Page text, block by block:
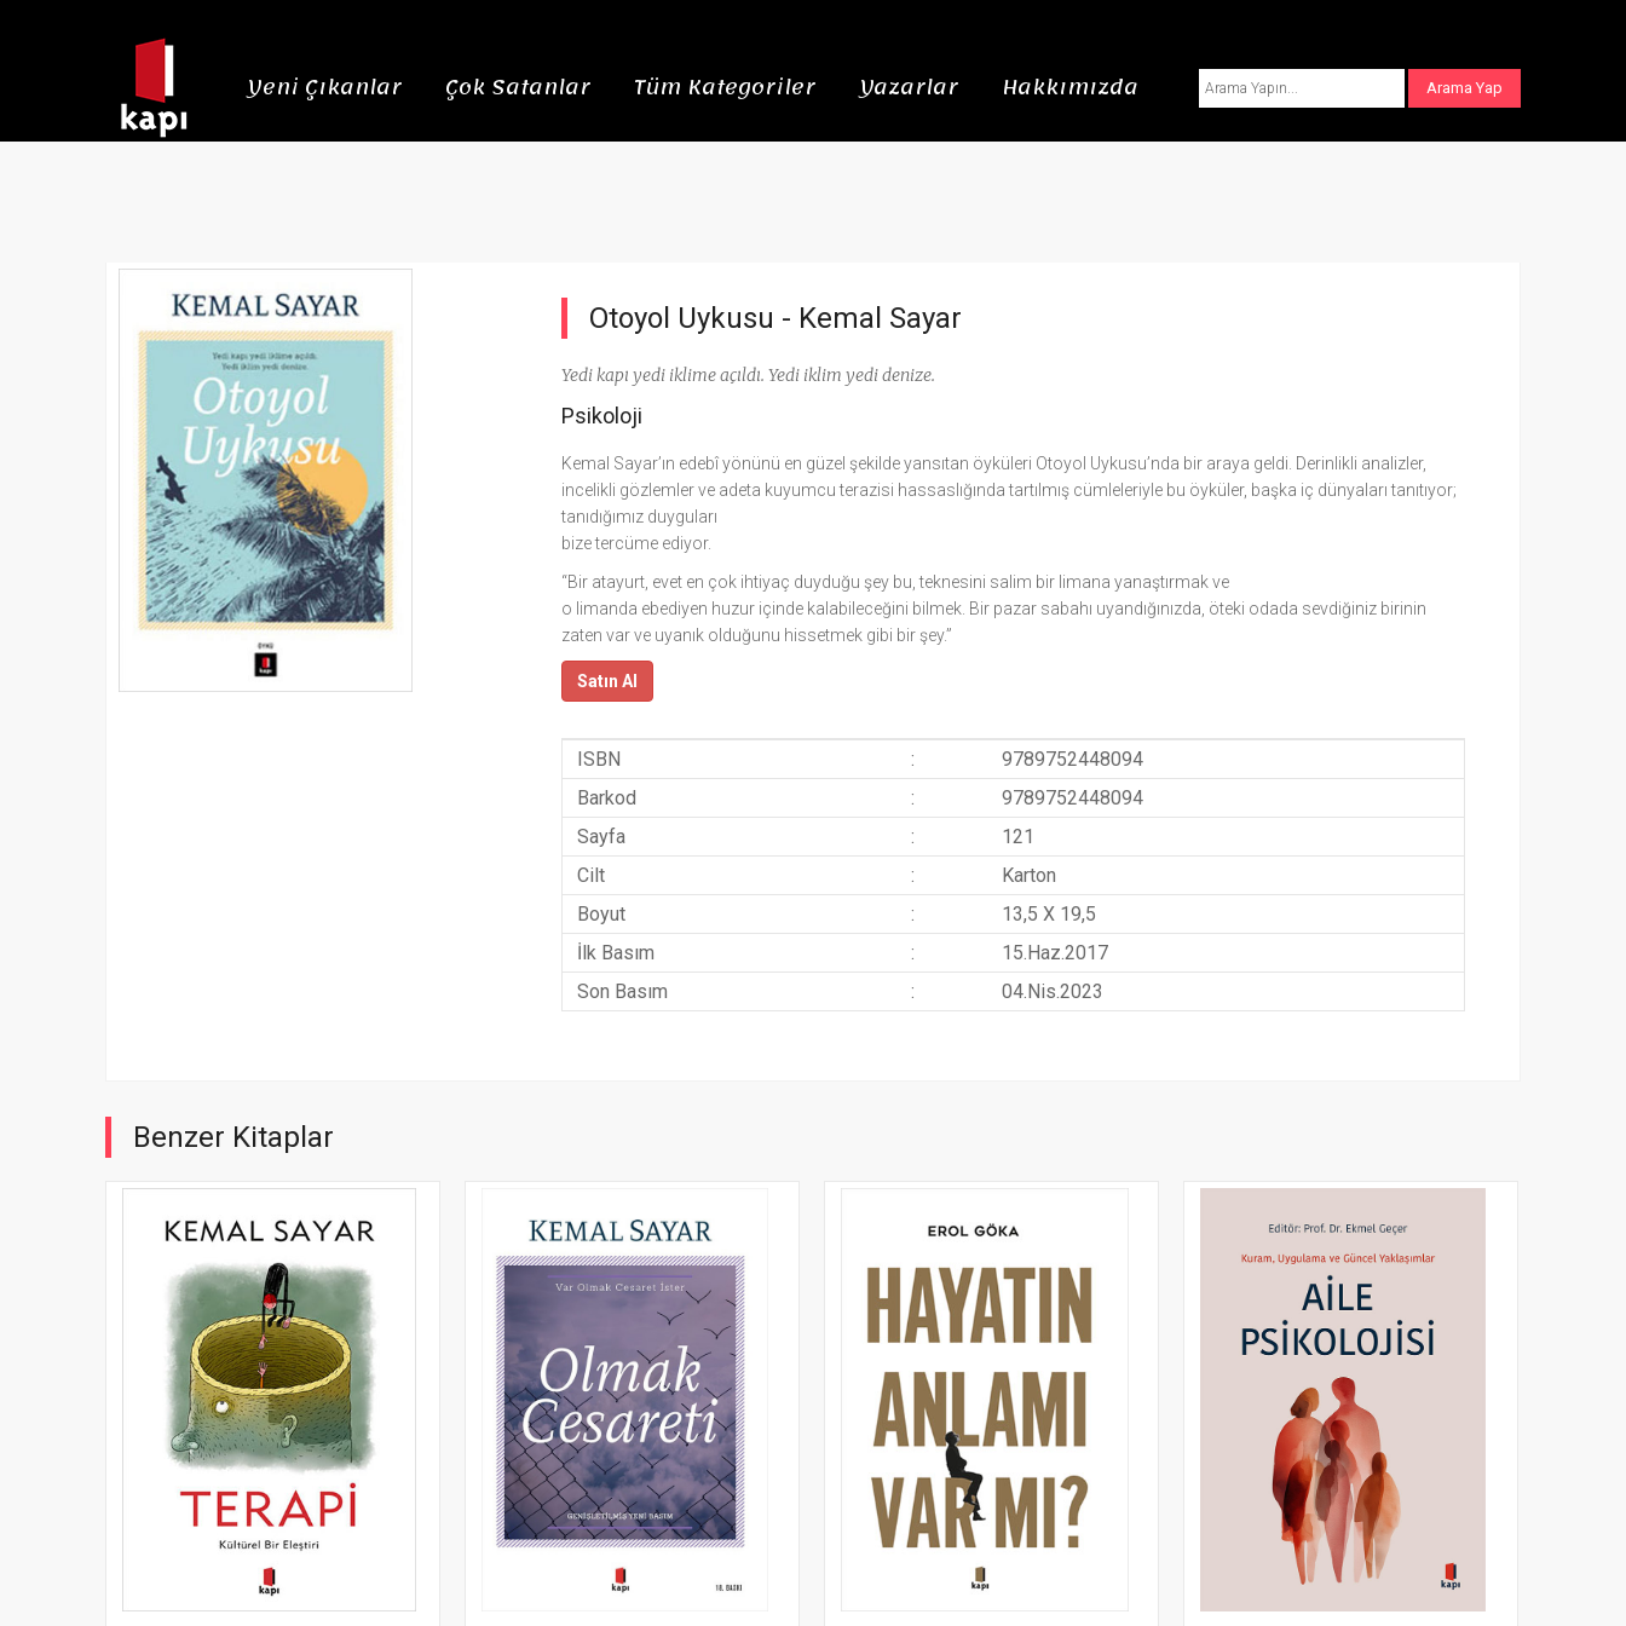
Yeni Çıkanlar Çok Satanlar Tüm Kategoriler Yazarlar Hakkımızda
Otoyol Uykusu - Kemal Sayar
Yedi kapı yedi iklime açıldı. Yedi iklim yedi denize.
Psikoloji
Kemal Sayar’ın edebî yönünü en güzel şekilde yansıtan öyküleri Otoyol Uykusu’nda bir araya geldi. Derinlikli analizler,
incelikli gözlemler ve adeta kuyumcu terazisi hassaslığında tartılmış cümleleriyle bu öyküler, başka iç dünyaları tanıtıyor;
tanıdığımız duyguları
bize tercüme ediyor.
“Bir atayurt, evet en çok ihtiyaç duyduğu şey bu, teknesini salim bir limana yanaştırmak ve
o limanda ebediyen huzur içinde kalabileceğini bilmek. Bir pazar sabahı uyandığınızda, öteki odada sevdiğiniz birinin
zaten var ve uyanık olduğunu hissetmek gibi bir şey.”
Satın Al
ISBN :
9789752448094
Barkod
:
9789752448094
Sayfa
:
121
Cilt
:
Karton
Boyut
:
13,5 X 19,5
İlk Basım
:
15.Haz.2017
Son Basım
: 04.Nis.2023
Benzer Kitaplar